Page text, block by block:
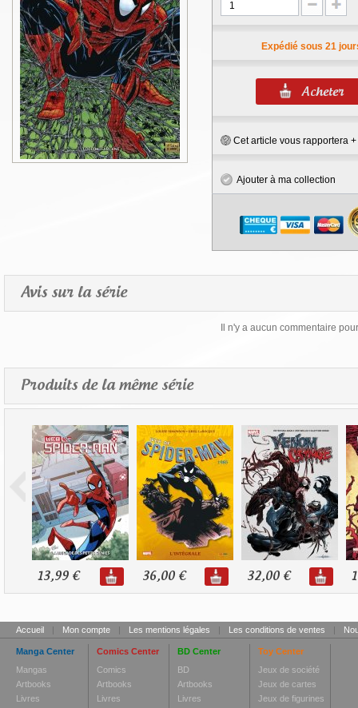
Expédié sous 21
Cet article vous rapportera +
Ajouter à ma collection
Avis sur la série
Il n'y a aucun commentaire
Produits de la même série
13,99 € 36,00 € 32,00 €
Accueil | Mon compte | Les mentions légales | Les conditions de ventes |
Manga Center
Mangas
Artbooks
Livres
Comics Center
Comics
Artbooks
Livres
BD Center
BD
Artbooks
Livres
Toy Center
Jeux de société
Jeux de cartes
Jeux de figurines